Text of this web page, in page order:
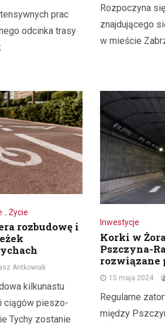
prac
odcinka trasy
Rozpoczyna
znajdującego
w mieście
,Życie
rozbudowę i
Antkowiak
kilkunastu
ciągów pieszo-
Tychy zostanie
Inwestycje
Korki w
Pszczyna-
rozwiązane
15 maja 2024
Regularne
między
Jedzenie
Czy wiesz
prawdziwy
Barszcz
lub pierogami to
polskim,
odpowiednio